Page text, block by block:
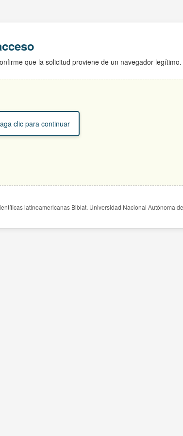
que la solicitud proviene de un navegador legítimo.
clic para continuar
latinoamericanas Biblat. Universidad Nacional Autónoma